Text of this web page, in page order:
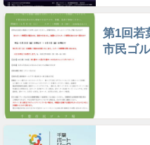
第1回若
市民ゴ